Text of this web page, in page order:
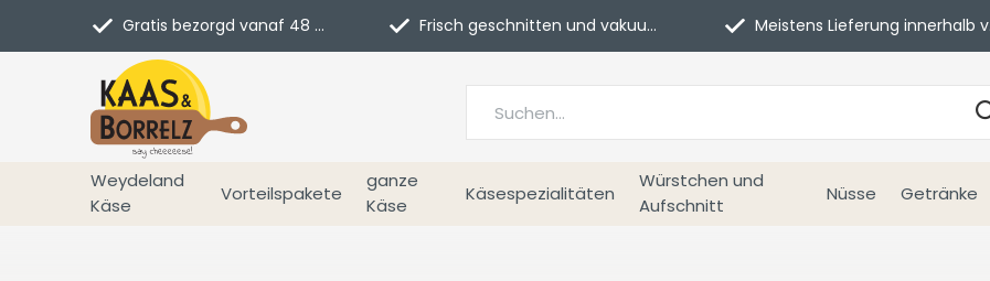
Weydeland
Käse
Vorteilspakete
ganze
Käse
Käsespezialitäten
Würstchen und
Aufschnitt
Nüsse Getränke
Gratis bezorgd vanaf 48 euro in NL Frisch geschnitten und vakuumverpackt. Meistens Lieferung innerhalb von 3 Tagen